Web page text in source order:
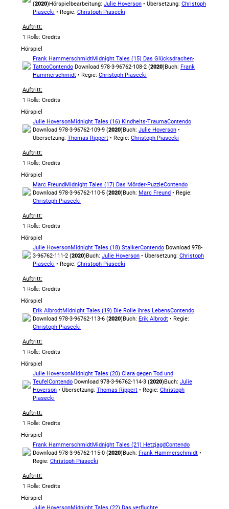
(2020)Hörspielbearbeitung: Julie Hoverson• Übersetzung: Christoph
Piasecki • Regie: Christoph Piasecki
Auftritt:
1 Rolle: Credits
Hörspiel
Frank HammerschmidtMidnight Tales (15) Das Glücksdrachen-
TattooContendoDownload 978-3-96762-108-2 (2020)Buch: Frank
Hammerschmidt• Regie: Christoph Piasecki
Auftritt:
1 Rolle: Credits
Hörspiel
Julie HoversonMidnight Tales (16) Kindheits-TraumaContendo
Download 978-3-96762-109-9 (2020)Buch: Julie Hoverson•
Übersetzung: Thomas Rippert• Regie: Christoph Piasecki
Auftritt:
1 Rolle: Credits
Hörspiel
Marc FreundMidnight Tales (17) Das Mörder-PuzzleContendo
Download 978-3-96762-110-5 (2020)Buch: Marc Freund• Regie:
Christoph Piasecki
Auftritt:
1 Rolle: Credits
Hörspiel
Julie HoversonMidnight Tales (18) StalkerContendoDownload 978-
3-96762-111-2 (2020)Buch: Julie Hoverson• Übersetzung: Christoph
Piasecki • Regie: Christoph Piasecki
Auftritt:
1 Rolle: Credits
Hörspiel
Erik AlbrodtMidnight Tales (19) Die Rolle ihres LebensContendo
Download 978-3-96762-113-6 (2020)Buch: Erik Albrodt• Regie:
Christoph Piasecki
Auftritt:
1 Rolle: Credits
Hörspiel
Julie HoversonMidnight Tales (20) Clara gegen Tod und
Teufel ContendoDownload 978-3-96762-114-3 (2020)Buch: Julie
Hoverson• Übersetzung: Thomas Rippert• Regie: Christoph
Piasecki
Auftritt:
1 Rolle: Credits
Hörspiel
Frank HammerschmidtMidnight Tales (21) HetzjagdContendo
Download 978-3-96762-115-0 (2020)Buch: Frank Hammerschmidt•
Regie: Christoph Piasecki
Auftritt:
1 Rolle: Credits
Hörspiel